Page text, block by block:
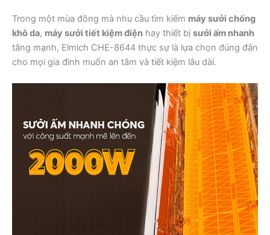
Trong một mùa đông mà nhu cầu tìm kiếm máy sưởi chống
khô da, máy sưởi tiết kiệm điện hay thiết bị sưởi ấm nhanh
tăng mạnh, Elmich CHE-8644 thực sự là lựa chọn đúng đắn
cho mọi gia đình muốn an tâm và tiết kiệm lâu dài.